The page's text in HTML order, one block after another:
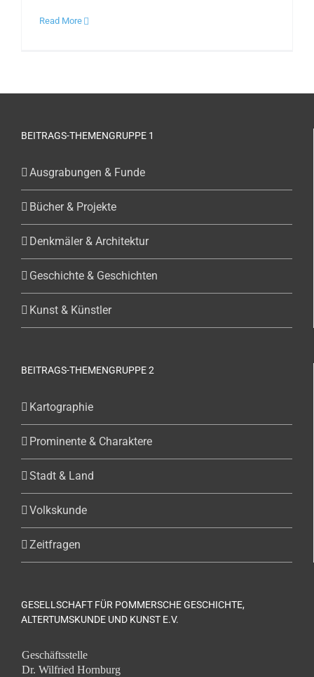
Read More
BEITRAGS-THEMENGRUPPE 1
Ausgrabungen & Funde
Bücher & Projekte
Denkmäler & Architektur
Geschichte & Geschichten
Kunst & Künstler
BEITRAGS-THEMENGRUPPE 2
Kartographie
Prominente & Charaktere
Stadt & Land
Volkskunde
Zeitfragen
GESELLSCHAFT FÜR POMMERSCHE GESCHICHTE,
ALTERTUMSKUNDE UND KUNST E.V.
Geschäftsstelle
Dr. Wilfried Hornburg